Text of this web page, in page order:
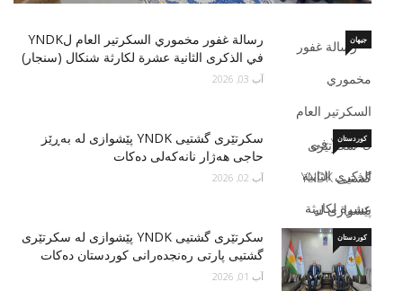
رسالة غفور مخموري السكرتير العام لYNDK
في الذكرى الثانية عشرة لكارثة شنكال (سنجار)
جیهان
آب 03, 2026
سكرتێری گشتیی YNDK پێشوازى لە بەڕێز
حاجی هەژار نانەکەلی دەکات
کوردستان
آب 02, 2026
سكرتێری گشتیی YNDK پێشوازی لە سکرتێرى
گشتیى پارتى رەنجدەرانى کوردستان دەكات
کوردستان
آب 01, 2026